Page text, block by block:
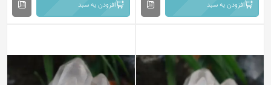
افزودن به سبد افزودن به سبد